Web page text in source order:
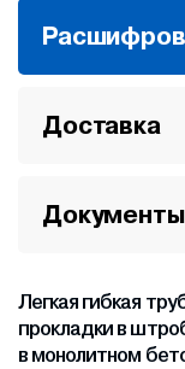
Доставка
Документы
Легкая гибкая
прокладки в
в монолитном